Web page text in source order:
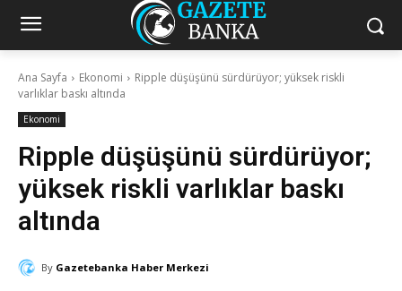
Ana Sayfa Ekonomi
Ripple düşüşünü sürdürüyor; yüksek riskli
varlıklar baskı altında
Ekonomi
Ripple düşüşünü sürdürüyor;
yüksek riskli varlıklar baskı
altında
By Gazetebanka Haber Merkezi